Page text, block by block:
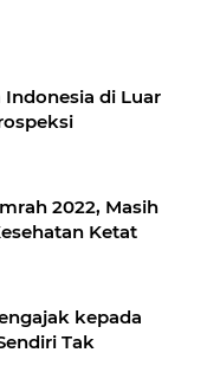
di Luar
2022, Masih
Ketat
kepada
Tak